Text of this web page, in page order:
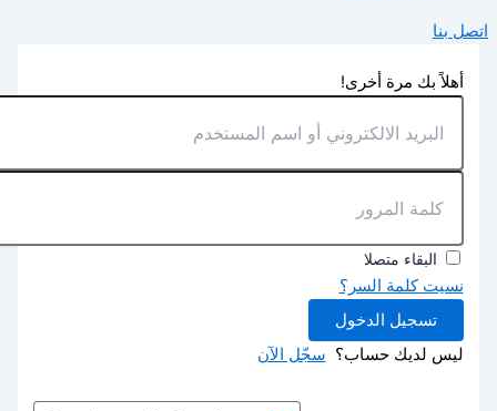
اتصل بنا
أهلاً بك مرة أخرى!
البقاء متصلا
نسيت كلمة السر؟
تسجيل الدخول
ليس لديك حساب؟ سجّل الآن